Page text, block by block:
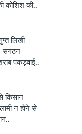
कोशिश की..
लिखी
संगठन
पकड़वाई..
से किसान
न होने से